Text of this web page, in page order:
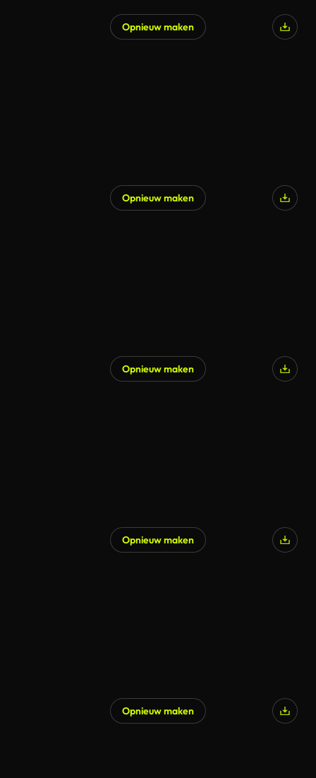
Opnieuw maken
Opnieuw maken
Opnieuw maken
Opnieuw maken
Opnieuw maken